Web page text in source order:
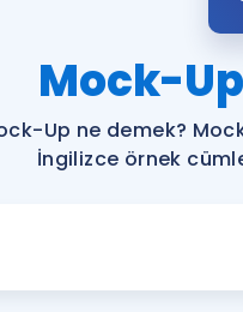
Mock-Up
Up ne demek?
İngilizce örnek